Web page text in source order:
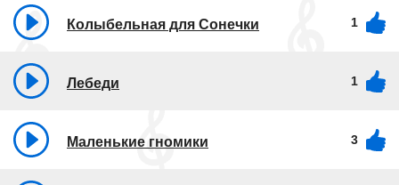
Колыбельная для Сонечки 1
Лебеди 1
Маленькие гномики 3